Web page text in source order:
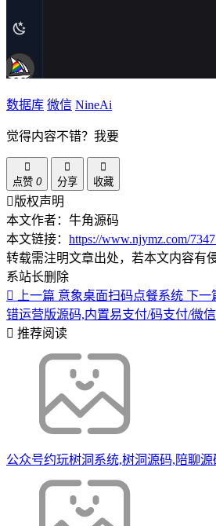
数据库 微信 NineAi
觉得内容不错？我要
点赞 0 分享 收藏
版权声明
本文作者：牛角源码
本文链接： https://www.njymz.com/
转载需注明文章出处，若本文内容有
系站长删除
上一篇 意象桌面扫码点餐系统 下一
错运营版源码,内置易支付/码支付/微
推荐阅读
公众号约玩树洞系统,树洞源码,陪聊